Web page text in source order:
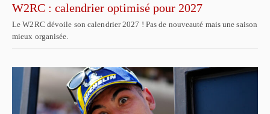
W2RC : calendrier optimisé pour 2027
Le W2RC dévoile son calendrier 2027 ! Pas de nouveauté mais une saison
mieux organisée.